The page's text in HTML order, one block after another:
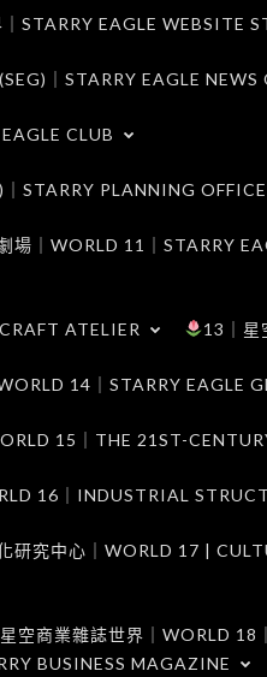
STARRY EAGLE WEBSITE
｜STARRY EAGLE
CLUB
STARRY PLANNING
場｜WORLD 11｜STARRY
ATELIER 13｜星
14｜STARRY EAGLE
15｜THE 21ST-
16｜INDUSTRIAL
研究中心｜WORLD 17 |
空商業雜誌世界｜WORLD
BUSINESS MAGAZINE